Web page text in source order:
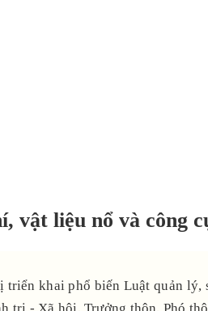
vật liệu nổ và công
khai phổ biến Luật quản